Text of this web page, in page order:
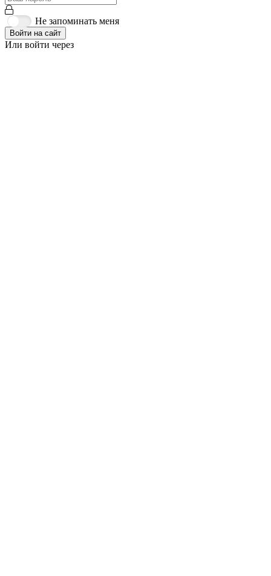
Не запоминать меня
Войти на сайт
Или войти через